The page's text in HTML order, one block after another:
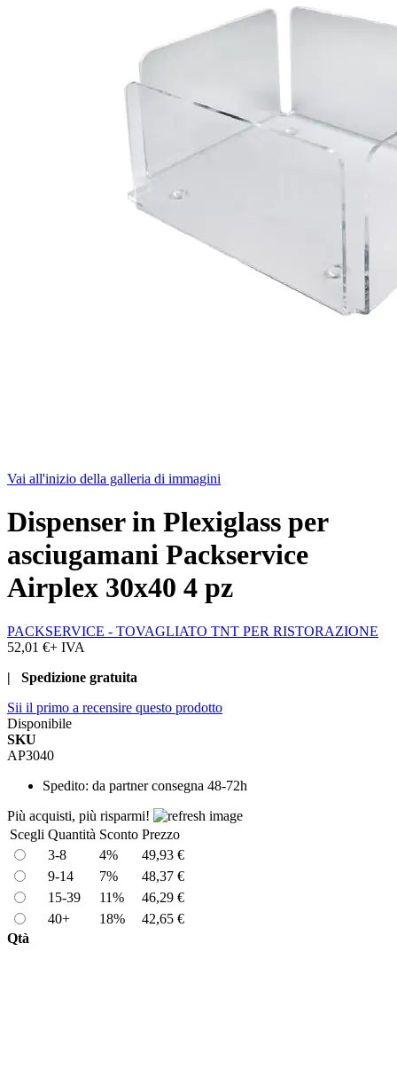
Vai all'inizio della galleria di immagini
Dispenser in Plexiglass per
asciugamani Packservice
Airplex 30x40 4 pz
PACKSERVICE - TOVAGLIATO TNT PER RISTORAZIONE
52,01 €+ IVA
| Spedizione gratuita
Sii il primo a recensire questo prodotto
Disponibile
SKU
AP3040
Spedito: da partner consegna 48-72h
Più acquisti, più risparmi!
Scegli Quantità Sconto Prezzo
3-8
4%
49,93 €
9-14
7%
48,37 €
15-39
11%
46,29 €
40+
18%
42,65 €
Qtà